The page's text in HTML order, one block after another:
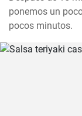
ponemos un
pocos minutos.